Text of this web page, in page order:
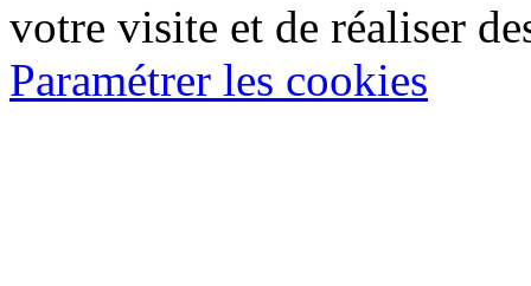
votre visite et de réaliser
Paramétrer les cookies